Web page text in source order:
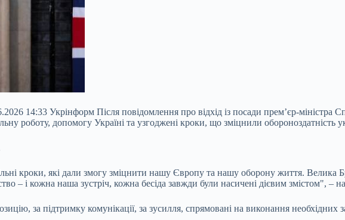
14:33 Укрінформ Після повідомлення про відхід із посади прем’єр-міністра
роботу, допомогу Україні та узгоджені кроки, що зміцнили обороноздатність
кроки, які дали змогу зміцнити нашу Європу та нашу оборону життя. Велика
– і кожна наша зустріч, кожна бесіда завжди були насичені дієвим змістом", –
за підтримку комунікації, за зусилля, спрямовані на виконання необхідних